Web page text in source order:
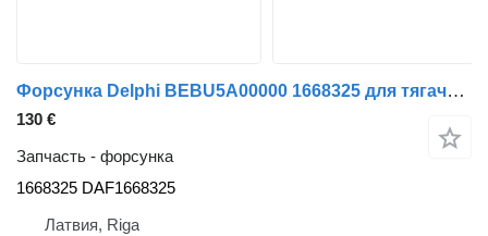
Форсунка Delphi BEBU5A00000 1668325 для тягача DAF CF75 CF85 XF105
130 €
Запчасть - форсунка
1668325 DAF1668325
Латвия, Riga